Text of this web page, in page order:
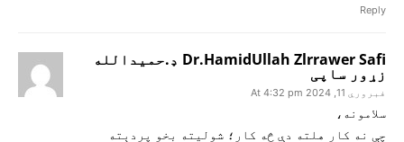
Reply
Dr.HamidUllah Zlrrawer Safi ډ.حمیدالله
زړور ساپی
فبروري 11, 2024 At 4:32 pm
سلامونه،
چې نه کار هلته دې څه کار؛ شولیته بخو پردېته